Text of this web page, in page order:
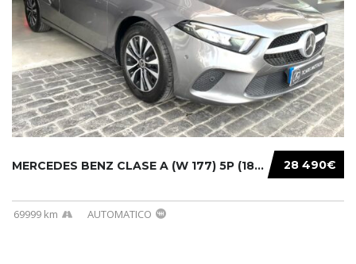
28 490€
MERCEDES BENZ CLASE A (W 177) 5P (18-) 2020....
69999 km AUTOMATICO